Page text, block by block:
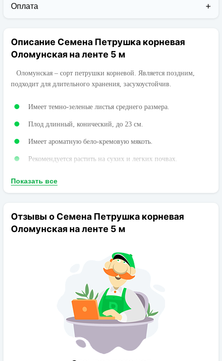
курьерскими службами:
транспортировки вплоть до 14 дней (с учётом
хранения на складе).
Оплата
На карту приват банка перед отправкой;
По выставленному счёту (реквизитам
юридического лица);
Описание Семена Петрушка корневая
Оломунская на ленте 5 м
Оломунская – сорт петрушки корневой. Является поздним,
подходит для длительного хранения, засухоустойчив.
Имеет темно-зеленые листья среднего размера.
Плод длинный, конический, до 23 см.
Имеет ароматную бело-кремовую мякоть.
Рекомендуется растить на сухих и легких почвах.
Показать все
Отзывы о Семена Петрушка корневая
Оломунская на ленте 5 м